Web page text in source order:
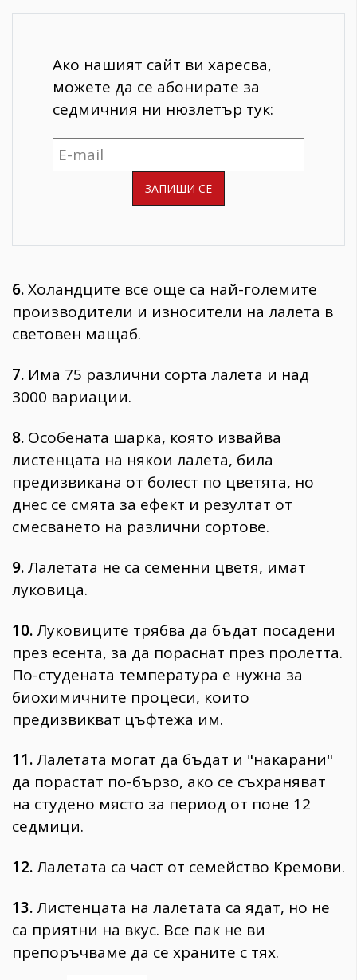
Ако нашият сайт ви харесва,
можете да се абонирате за
седмичния ни нюзлетър тук:
6.Холандците все още са най-големите
производители и износители на лалета в
световен мащаб.
7. Има 75 различни сорта лалета и над
3000 вариации.
8. Особената шарка, която извайва
листенцата на някои лалета, била
предизвикана от болест по цветята, но
днес се смята за ефект и резултат от
смесването на различни сортове.
9.Лалетата не са семенни цветя, имат
луковица.
10.Луковиците трябва да бъдат посадени
през есента, за да пораснат през пролетта.
По-студената температура е нужна за
биохимичните процеси, които
предизвикват цъфтежа им.
11.Лалетата могат да бъдат и "накарани"
да порастат по-бързо, ако се съхраняват
на студено място за период от поне 12
седмици.
12.Лалетата са част от семейство Кремови.
13.Листенцата на лалетата са ядат, но не
са приятни на вкус. Все пак не ви
препоръчваме да се храните с тях.